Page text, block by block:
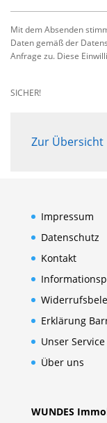
Mit dem Absenden
Daten gemäß der
Anfrage zu. Diese
SICHER!
Zur Übersicht
Impressum
Datenschutz
Kontakt
Erklärung
Unser Service
Über uns
WUNDES